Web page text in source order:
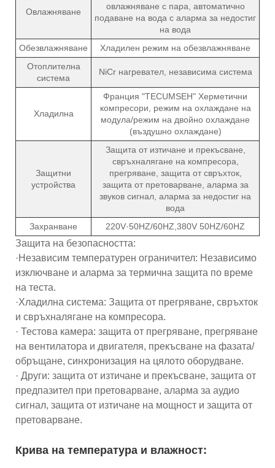
Овлажняване
овлажняване с пара, автоматично
подаване на вода с аларма за недостиг
на вода
Обезвлажняване
Хладилен режим на обезвлажняване
Отоплителна
система
NiCr нагревател, независима система
Хладилна
Франция "TECUMSEH" Херметични
компресори, режим на охлаждане на
модула/режим на двойно охлаждане
(въздушно охлаждане)
Защитни
устройства
Защита от изтичане и прекъсване,
свръхналягане на компресора,
прегряване, защита от свръхток,
защита от претоварване, аларма за
звуков сигнал, аларма за недостиг на
вода
Захранване
220V·50HZ/60HZ,380V 50HZ/60HZ
Защита на безопасността:
·Независим температурен ограничител: Независимо
изключване и аларма за термична защита по време
на теста.
·Хладилна система: Защита от прегряване, свръхток
и свръхналягане на компресора.
· Тестова камера: защита от прегряване, прегряване
на вентилатора и двигателя, прекъсване на фазата/
обръщане, синхронизация на цялото оборудване.
· Други: защита от изтичане и прекъсване, защита от
предпазител при претоварване, аларма за аудио
сигнал, защита от изтичане на мощност и защита от
претоварване.
Крива на температура и влажност: